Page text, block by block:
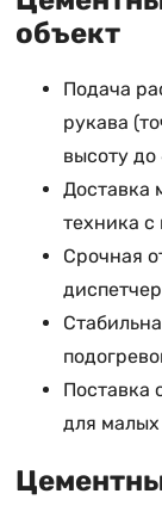
объект
Подача
рукава
высоту
Доставка
техника
Срочная
Поставка
для